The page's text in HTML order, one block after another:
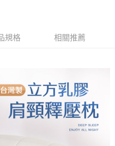
請依後續交易確認頁面所載為準。
易或遇審核未通過，訂單將自動取
示未達大哥付你分期系統評分，恕無
付款」的支付方式。 讓您購物簡單
、不需儲值。
，即可結帳。
數服務，可於會員專區綁定中華電信
Point 折抵消費金額 (1點等於1元)。
規格 相關推薦